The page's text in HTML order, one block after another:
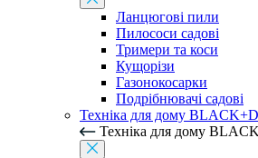
Ланцюгові пили
Пилососи садові
Тримери та коси
Кущорізи
Газонокосарки
Подрібнювачі садові
Техніка для дому
Техніка для дому